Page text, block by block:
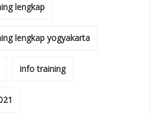
lengkap
lengkap yogyakarta
info training